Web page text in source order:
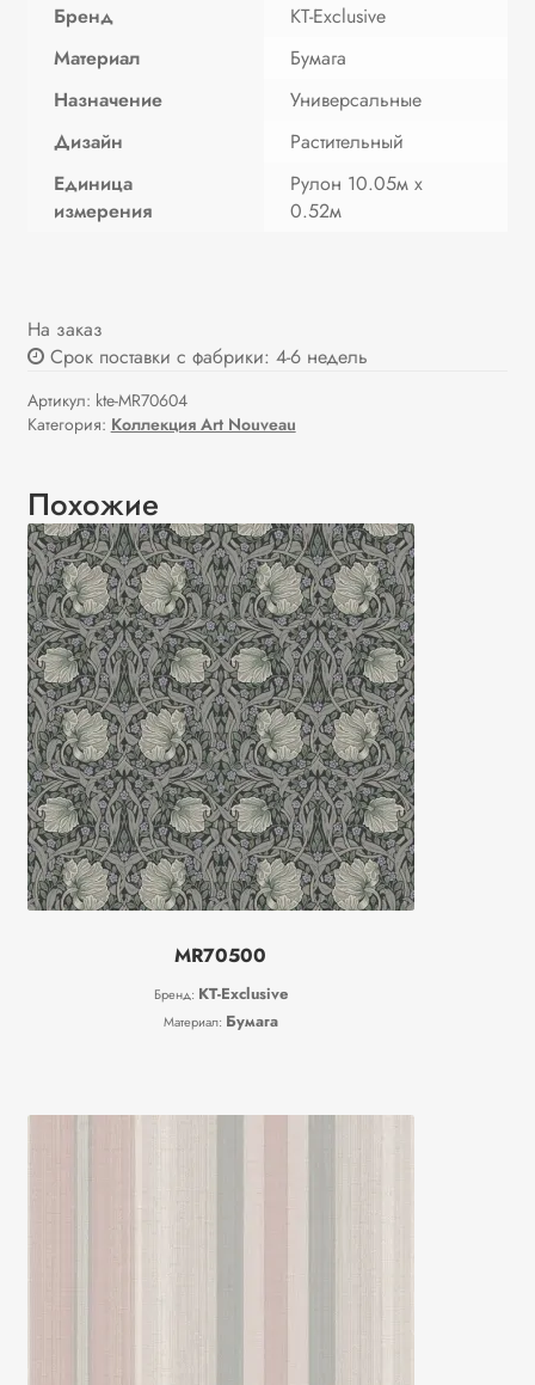
На заказ
Срок поставки с фабрики: 4-6 недель
Артикул: kte-MR70604
Категория: Коллекция Art Nouveau
Бренд
KT-Exclusive
Материал
Бумага
Назначение
Универсальные
Дизайн
Растительный
Единица
измерения
Рулон 10.05м х
0.52м
Похожие
MR70500
Бренд: KT-Exclusive
Материал: Бумага